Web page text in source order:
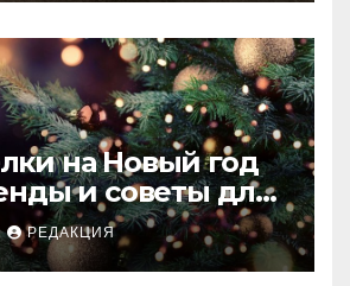
на Новый год
и советы для
праздника
РЕДАКЦИЯ